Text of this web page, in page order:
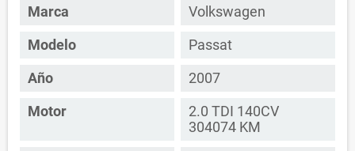
Marca
Volkswagen
Modelo
Passat
Año
2007
Motor
2.0 TDI 140CV
304074 KM